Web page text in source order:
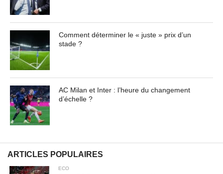
Comment déterminer le « juste » prix d’un
stade ?
AC Milan et Inter : l’heure du changement
d’échelle ?
ARTICLES POPULAIRES
ECO